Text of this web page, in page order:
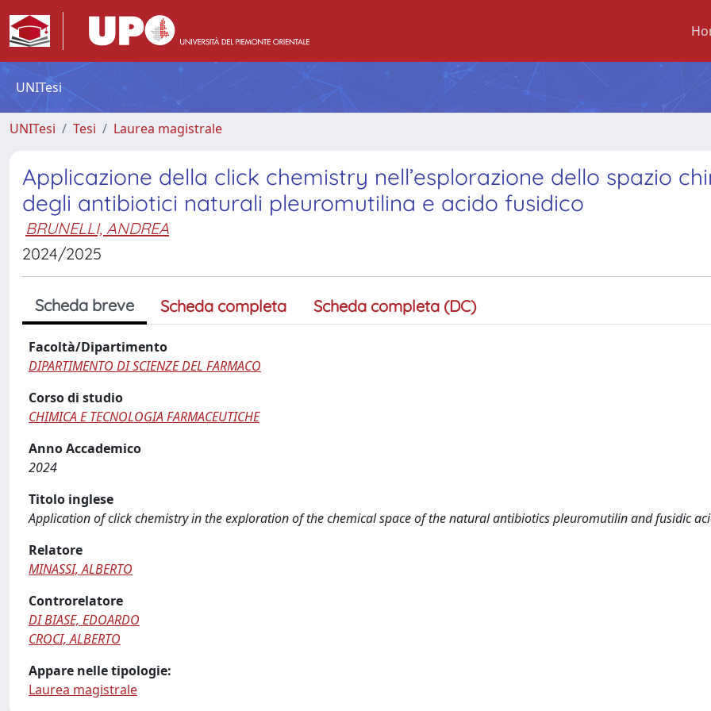
UNITesi
UNITesi Tesi Laurea magistrale
Applicazione della click chemistry nell’esplorazione dello spazio
degli antibiotici naturali pleuromutilina e acido fusidico
BRUNELLI, ANDREA
2024/2025
Scheda breve Scheda completa Scheda completa (DC)
Facoltà/Dipartimento
DIPARTIMENTO DI SCIENZE DEL FARMACO
Corso di studio
CHIMICA E TECNOLOGIA FARMACEUTICHE
Anno Accademico
2024
Titolo inglese
Application of click chemistry in the exploration of the chemical space of the natural antibiotics pleuromutilin and fusidic
Relatore
MINASSI, ALBERTO
Controrelatore
DI BIASE, EDOARDO
CROCI, ALBERTO
Appare nelle tipologie:
Laurea magistrale